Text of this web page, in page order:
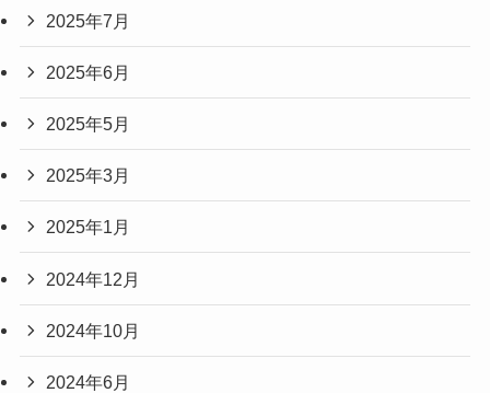
2025年7月
2025年6月
2025年5月
2025年3月
2025年1月
2024年12月
2024年10月
2024年6月